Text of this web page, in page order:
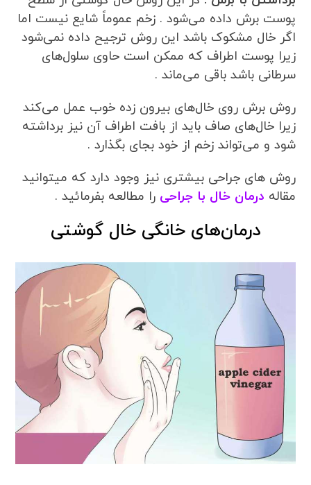
پوست برش داده می‌شود . زخم عموماً شایع نیست اما
اگر خال مشکوک باشد این روش ترجیح داده نمی‌شود
زیرا پوست اطراف که ممکن است حاوی سلول‌های
سرطانی باشد باقی می‌ماند .
روش برش روی خال‌های بیرون زده خوب عمل می‌کند
زیرا خال‌های صاف باید از بافت اطراف آن نیز برداشته
شود و می‌تواند زخم از خود بجای بگذارد .
روش های جراحی بیشتری نیز وجود دارد که میتوانید
مقاله درمان خال با جراحی را مطالعه بفرمائید .
درمان‌های خانگی خال گوشتی